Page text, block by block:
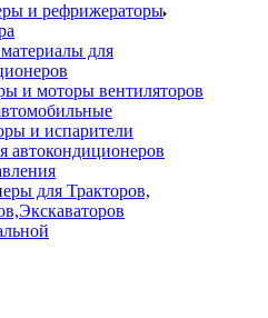
и рефрижераторы
для
и моторы вентиляторов
и испарители
автокондиционеров
для Тракторов,